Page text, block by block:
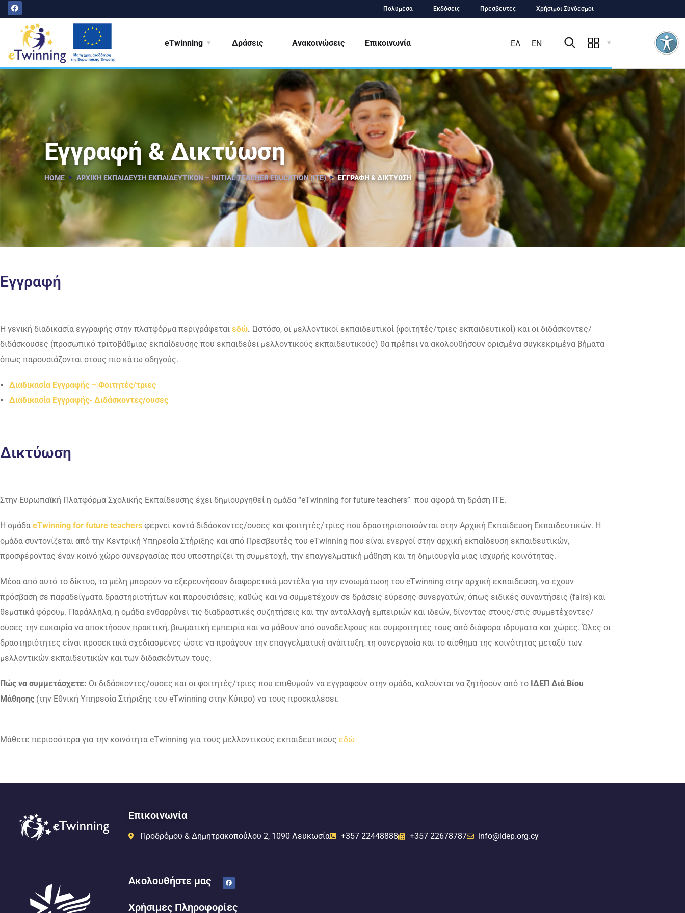
Πολυμέσα Εκδόσεις Πρεσβευτές Χρήσιμοι Σύνδεσμοι
eTwinning Δράσεις Ανακοινώσεις Επικοινωνία ΕΛ EN
Εγγραφή & Δικτύωση
HOME ΑΡΧΙΚΉ ΕΚΠΑΊΔΕΥΣΗ ΕΚΠΑΙΔΕΥΤΙΚΏΝ – INITIAL TEACHER EDUCATION (ITE) ΕΓΓΡΑΦΉ & ΔΙΚΤΎΩΣΗ
Εγγραφή
Η γενική διαδικασία εγγραφής στην πλατφόρμα περιγράφεται εδώ. Ωστόσο, οι μελλοντικοί εκπαιδευτικοί (φοιτητές/τριες εκπαιδευτικοί) και οι διδάσκοντες/
διδάσκουσες (προσωπικό τριτοβάθμιας εκπαίδευσης που εκπαιδεύει μελλοντικούς εκπαιδευτικούς) θα πρέπει να ακολουθήσουν ορισμένα συγκεκριμένα βήματα
όπως παρουσιάζονται στους πιο κάτω οδηγούς.
Διαδικασία Εγγραφής – Φοιτητές/τριες
Διαδικασία Εγγραφής- Διδάσκοντες/ουσες
Δικτύωση
Στην Ευρωπαϊκή Πλατφόρμα Σχολικής Εκπαίδευσης έχει δημιουργηθεί η ομάδα “eTwinning for future teachers” που αφορά τη δράση ΙΤΕ.
Η ομάδα eTwinning for future teachers φέρνει κοντά διδάσκοντες/ουσες και φοιτητές/τριες που δραστηριοποιούνται στην Αρχική Εκπαίδευση Εκπαιδευτικών. Η
ομάδα συντονίζεται από την Κεντρική Υπηρεσία Στήριξης και από Πρεσβευτές του eTwinning που είναι ενεργοί στην αρχική εκπαίδευση εκπαιδευτικών,
προσφέροντας έναν κοινό χώρο συνεργασίας που υποστηρίζει τη συμμετοχή, την επαγγελματική μάθηση και τη δημιουργία μιας ισχυρής κοινότητας.
Μέσα από αυτό το δίκτυο, τα μέλη μπορούν να εξερευνήσουν διαφορετικά μοντέλα για την ενσωμάτωση του eTwinning στην αρχική εκπαίδευση, να έχουν
πρόσβαση σε παραδείγματα δραστηριοτήτων και παρουσιάσεις, καθώς και να συμμετέχουν σε δράσεις εύρεσης συνεργατών, όπως ειδικές συναντήσεις (fairs) και
θεματικά φόρουμ. Παράλληλα, η ομάδα ενθαρρύνει τις διαδραστικές συζητήσεις και την ανταλλαγή εμπειριών και ιδεών, δίνοντας στους/στις συμμετέχοντες/
ουσες την ευκαιρία να αποκτήσουν πρακτική, βιωματική εμπειρία και να μάθουν από συναδέλφους και συμφοιτητές τους από διάφορα ιδρύματα και χώρες. Όλες οι
δραστηριότητες είναι προσεκτικά σχεδιασμένες ώστε να προάγουν την επαγγελματική ανάπτυξη, τη συνεργασία και το αίσθημα της κοινότητας μεταξύ των
μελλοντικών εκπαιδευτικών και των διδασκόντων τους.
Πώς να συμμετάσχετε: Οι διδάσκοντες/ουσες και οι φοιτητές/τριες που επιθυμούν να εγγραφούν στην ομάδα, καλούνται να ζητήσουν από το ΙΔΕΠ Διά Βίου
Μάθησης (την Εθνική Υπηρεσία Στήριξης του eTwinning στην Κύπρο) να τους προσκαλέσει.
Μάθετε περισσότερα για την κοινότητα eTwinning για τους μελλοντικούς εκπαιδευτικούς εδώ
Επικοινωνία
Προδρόμου & Δημητρακοπούλου 2, 1090 Λευκωσία +357 22448888 +357 22678787 info@idep.org.cy
Ακολουθήστε μας
Χρήσιμες Πληροφορίες